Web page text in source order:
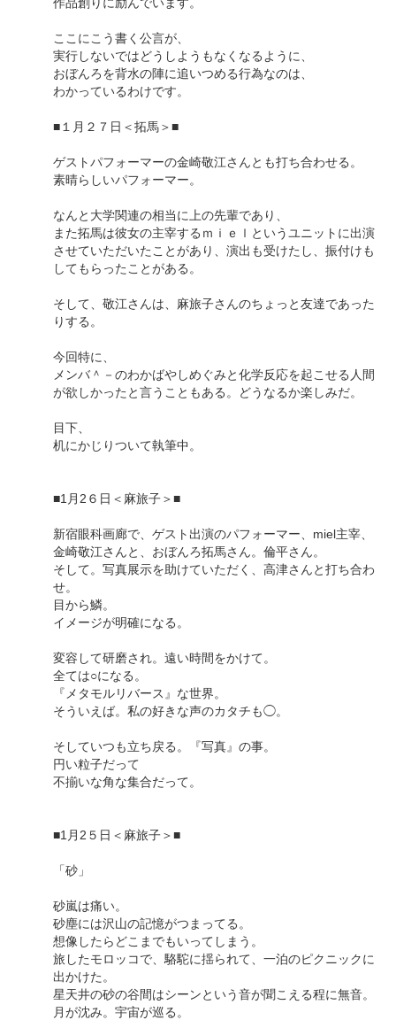
ここにこう書く公言が、
実行しないではどうしようもなくなるように、
おぼんろを背水の陣に追いつめる行為なのは、
わかっているわけです。
■１月２７日＜拓馬＞■
ゲストパフォーマーの金崎敬江さんとも打ち合わせる。
素晴らしいパフォーマー。
なんと大学関連の相当に上の先輩であり、
また拓馬は彼女の主宰するｍｉｅｌというユニットに出演
させていただいたことがあり、演出も受けたし、振付けも
してもらったことがある。
そして、敬江さんは、麻旅子さんのちょっと友達であった
りする。
今回特に、
メンバ＾－のわかばやしめぐみと化学反応を起こせる人間
が欲しかったと言うこともある。どうなるか楽しみだ。
目下、
机にかじりついて執筆中。
■1月2６日＜麻旅子＞■
新宿眼科画廊で、ゲスト出演のパフォーマー、miel主宰、
金崎敬江さんと、おぼんろ拓馬さん。倫平さん。
そして。写真展示を助けていただく、高津さんと打ち合わ
せ。
目から鱗。
イメージが明確になる。
変容して研磨され。遠い時間をかけて。
全ては○になる。
『メタモルリバース』な世界。
そういえば。私の好きな声のカタチも◯。
そしていつも立ち戻る。『写真』の事。
円い粒子だって
不揃いな角な集合だって。
■1月2５日＜麻旅子＞■
「砂」
砂嵐は痛い。
砂塵には沢山の記憶がつまってる。
想像したらどこまでもいってしまう。
旅したモロッコで、駱駝に揺られて、一泊のピクニックに
出かけた。
星天井の砂の谷間はシーンという音が聞こえる程に無音。
月が沈み。宇宙が巡る。